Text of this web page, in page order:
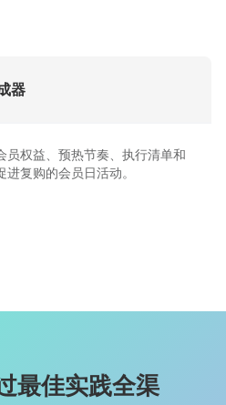
器
员权益、预热节奏、执行清单和
复购的会员日活动。
最佳实践全渠